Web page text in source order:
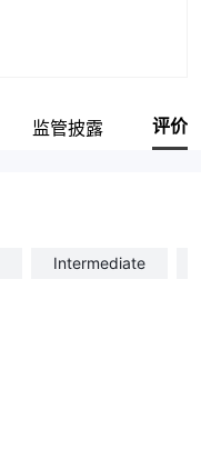
监管披露 评价
Intermediate